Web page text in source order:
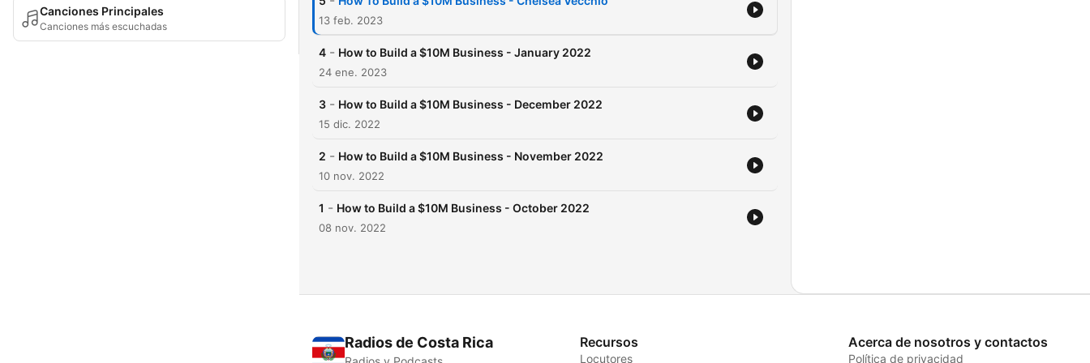
Canciones Principales
Canciones más escuchadas 13 feb. 2023
4 - How to Build a $10M Business - January 2022
24 ene. 2023
3 - How to Build a $10M Business - December 2022
15 dic. 2022
2 - How to Build a $10M Business - November 2022
10 nov. 2022
1 - How to Build a $10M Business - October 2022
08 nov. 2022
Radios de Costa Rica Recursos
Locutores
Acerca de nosotros y contactos
Política de privacidad